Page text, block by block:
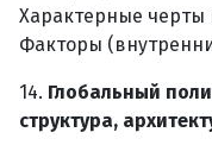
Характерные черты
Факторы
14. Глобальный
структура,